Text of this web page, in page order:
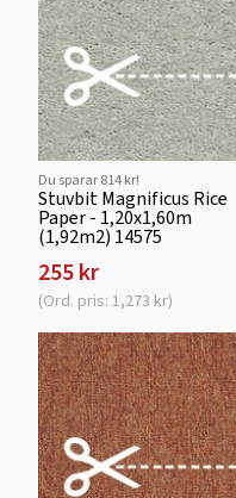
Du sparar 814 kr!
Stuvbit Magnificus Rice
Paper - 1,20x1,60m
(1,92m2) 14575
255 kr
(Ord. pris: 1,273 kr)